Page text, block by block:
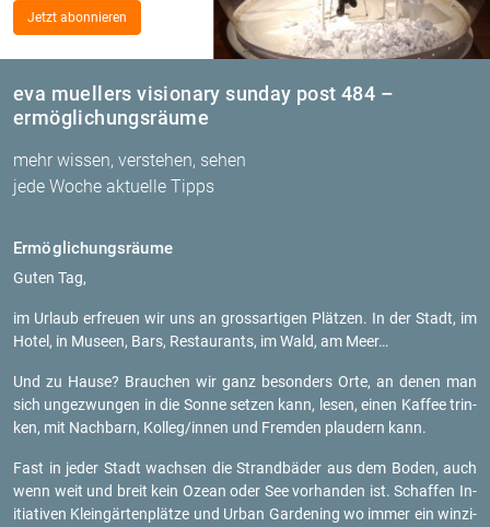
eva muellers visionary sunday post 484 –
ermöglichungsräume
mehr wissen, verstehen, sehen
jede Woche aktuelle Tipps
Jetzt abonnieren
Er­mög­li­chungs­räu­me
Guten Tag,
im Ur­laub er­freu­en wir uns an gross­ar­ti­gen Plät­zen. In der Stadt, im
Hotel, in Mu­se­en, Bars, Re­stau­rants, im Wald, am Meer…
Und zu Hause? Brau­chen wir ganz be­son­ders Orte, an denen man
sich un­ge­zwun­gen in die Sonne set­zen kann, lesen, einen Kaf­fee trin­
ken, mit Nach­barn, Kol­leg/innen und Frem­den plau­dern kann.
Fast in jeder Stadt wach­sen die Strand­bä­der aus dem Boden, auch
wenn weit und breit kein Ozean oder See vor­han­den ist. Schaf­fen In­
itia­ti­ven Klein­gär­ten­plät­ze und Urban Gar­de­ning wo immer ein win­zi­